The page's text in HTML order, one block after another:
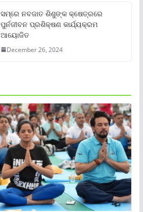
ସମ୍‌ରେ ନବଜାତ ଶିଶୁଙ୍କ କ୍ଷେତ୍ରରେ
ପୁର୍ନଜୀବନ ପ୍ରଶିକ୍ଷଣ କାର୍ଯ୍ୟକ୍ରମ
ଆୟୋଜିତ
December 26, 2024